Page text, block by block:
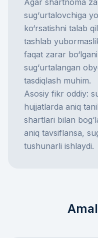
Agar shartnoma
sug‘urtalovchiga
ko‘rsatishni talab
tashlab
faqat zarar
sug‘urtalangan
tasdiqlash muhim.
Asosiy fikr oddiy:
hujjatlarda aniq
shartlari bilan
aniq tavsiflansa,
tushunarli ishlaydi.